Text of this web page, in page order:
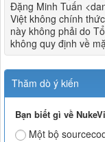
Đặng Minh Tuấn
Việt không chính
này không phải do
không quy định về
Thăm dò ý kiến
Bạn biết gì về
Một bộ